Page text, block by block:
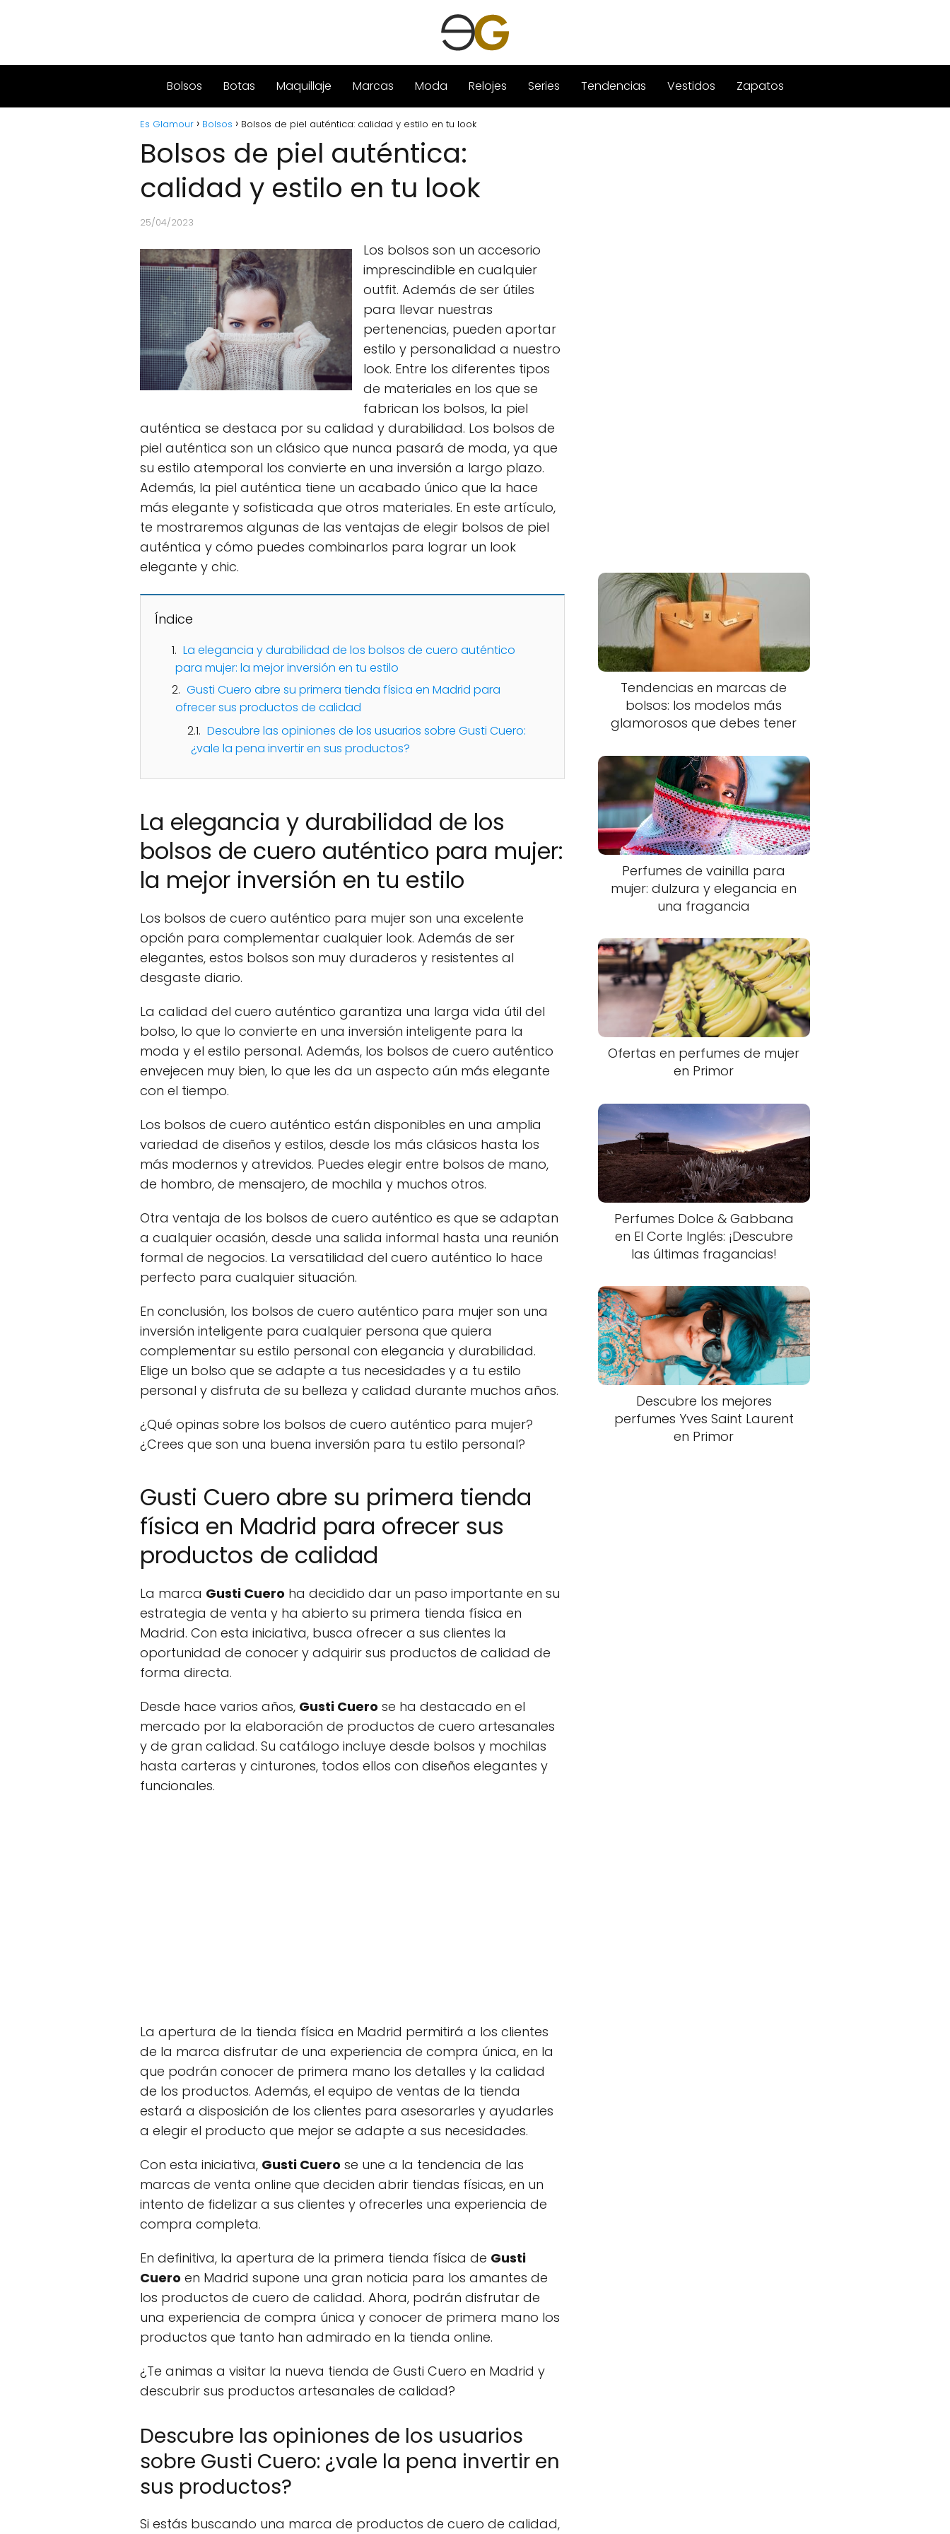
Bolsos Botas Maquillaje Marcas Moda Relojes Series Tendencias Vestidos Zapatos
Es Glamour Bolsos Bolsos de piel auténtica: calidad y estilo en tu look
Bolsos de piel auténtica:
calidad y estilo en tu look
25/04/2023
Los bolsos son un accesorio
imprescindible en cualquier
outfit. Además de ser útiles
para llevar nuestras
pertenencias, pueden aportar
estilo y personalidad a nuestro
look. Entre los diferentes tipos
de materiales en los que se
fabrican los bolsos, la piel
auténtica se destaca por su calidad y durabilidad. Los bolsos de
piel auténtica son un clásico que nunca pasará de moda, ya que
su estilo atemporal los convierte en una inversión a largo plazo.
Además, la piel auténtica tiene un acabado único que la hace
más elegante y sofisticada que otros materiales. En este artículo,
te mostraremos algunas de las ventajas de elegir bolsos de piel
auténtica y cómo puedes combinarlos para lograr un look
elegante y chic.
Índice
La elegancia y durabilidad de los bolsos de cuero auténtico
para mujer: la mejor inversión en tu estilo
Gusti Cuero abre su primera tienda física en Madrid para
ofrecer sus productos de calidad
Descubre las opiniones de los usuarios sobre Gusti Cuero:
¿vale la pena invertir en sus productos?
La elegancia y durabilidad de los
bolsos de cuero auténtico para mujer:
la mejor inversión en tu estilo
Los bolsos de cuero auténtico para mujer son una excelente
opción para complementar cualquier look. Además de ser
elegantes, estos bolsos son muy duraderos y resistentes al
desgaste diario.
La calidad del cuero auténtico garantiza una larga vida útil del
bolso, lo que lo convierte en una inversión inteligente para la
moda y el estilo personal. Además, los bolsos de cuero auténtico
envejecen muy bien, lo que les da un aspecto aún más elegante
con el tiempo.
Los bolsos de cuero auténtico están disponibles en una amplia
variedad de diseños y estilos, desde los más clásicos hasta los
más modernos y atrevidos. Puedes elegir entre bolsos de mano,
de hombro, de mensajero, de mochila y muchos otros.
Otra ventaja de los bolsos de cuero auténtico es que se adaptan
a cualquier ocasión, desde una salida informal hasta una reunión
formal de negocios. La versatilidad del cuero auténtico lo hace
perfecto para cualquier situación.
En conclusión, los bolsos de cuero auténtico para mujer son una
inversión inteligente para cualquier persona que quiera
complementar su estilo personal con elegancia y durabilidad.
Elige un bolso que se adapte a tus necesidades y a tu estilo
personal y disfruta de su belleza y calidad durante muchos años.
¿Qué opinas sobre los bolsos de cuero auténtico para mujer?
¿Crees que son una buena inversión para tu estilo personal?
Gusti Cuero abre su primera tienda
física en Madrid para ofrecer sus
productos de calidad
La marca Gusti Cuero ha decidido dar un paso importante en su
estrategia de venta y ha abierto su primera tienda física en
Madrid. Con esta iniciativa, busca ofrecer a sus clientes la
oportunidad de conocer y adquirir sus productos de calidad de
forma directa.
Desde hace varios años, Gusti Cuero se ha destacado en el
mercado por la elaboración de productos de cuero artesanales
y de gran calidad. Su catálogo incluye desde bolsos y mochilas
hasta carteras y cinturones, todos ellos con diseños elegantes y
funcionales.
La apertura de la tienda física en Madrid permitirá a los clientes
de la marca disfrutar de una experiencia de compra única, en la
que podrán conocer de primera mano los detalles y la calidad
de los productos. Además, el equipo de ventas de la tienda
estará a disposición de los clientes para asesorarles y ayudarles
a elegir el producto que mejor se adapte a sus necesidades.
Con esta iniciativa, Gusti Cuero se une a la tendencia de las
marcas de venta online que deciden abrir tiendas físicas, en un
intento de fidelizar a sus clientes y ofrecerles una experiencia de
compra completa.
En definitiva, la apertura de la primera tienda física de Gusti
Cuero en Madrid supone una gran noticia para los amantes de
los productos de cuero de calidad. Ahora, podrán disfrutar de
una experiencia de compra única y conocer de primera mano los
productos que tanto han admirado en la tienda online.
¿Te animas a visitar la nueva tienda de Gusti Cuero en Madrid y
descubrir sus productos artesanales de calidad?
Descubre las opiniones de los usuarios
sobre Gusti Cuero: ¿vale la pena invertir en
sus productos?
Si estás buscando una marca de productos de cuero de calidad,
Tendencias en marcas de
bolsos: los modelos más
glamorosos que debes tener
Perfumes de vainilla para
mujer: dulzura y elegancia en
una fragancia
Ofertas en perfumes de mujer
en Primor
Perfumes Dolce & Gabbana
en El Corte Inglés: ¡Descubre
las últimas fragancias!
Descubre los mejores
perfumes Yves Saint Laurent
en Primor